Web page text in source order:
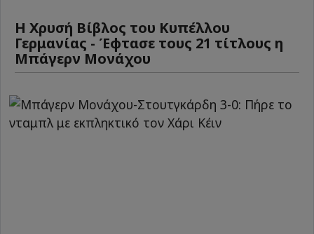
Η Χρυσή Βίβλος του Κυπέλλου
Γερμανίας - Έφτασε τους 21 τίτλους η
Μπάγερν Μονάχου